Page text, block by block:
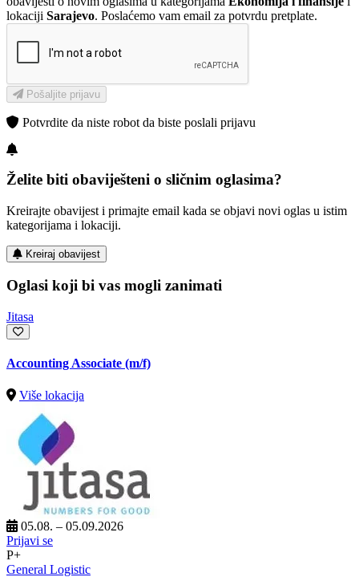
lokaciji Sarajevo. Poslaćemo vam email za potvrdu pretplate.
Pošaljite prijavu
Potvrdite da niste robot da biste poslali prijavu
Želite biti obaviješteni o sličnim oglasima?
Kreirajte obavijest i primajte email kada se objavi novi oglas u istim
kategorijama i lokaciji.
Kreiraj obavijest
Oglasi koji bi vas mogli zanimati
Jitasa
Accounting Associate (m/f)
Više lokacija
05.08. – 05.09.2026
Prijavi se
P+
General Logistic